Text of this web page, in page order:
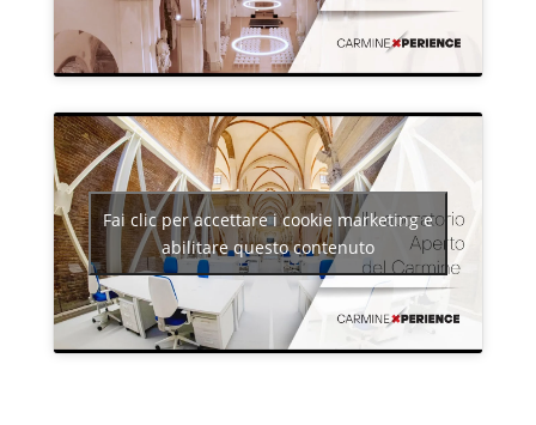
Fai clic per accettare i cookie marketing e
abilitare questo contenuto